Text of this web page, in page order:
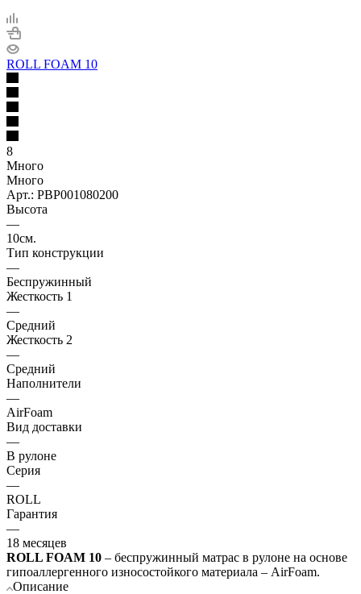
ROLL FOAM 10
8
Много
Много
Арт.: PBP001080200
Высота
—
10см.
Тип конструкции
—
Беспружинный
Жесткость 1
—
Средний
Жесткость 2
—
Средний
Наполнители
—
AirFoam
Вид доставки
—
В рулоне
Серия
—
ROLL
Гарантия
—
18 месяцев
ROLL FOAM 10 – беспружинный матрас в рулоне на основе
гипоаллергенного износостойкого материала – AirFoam.
Описание